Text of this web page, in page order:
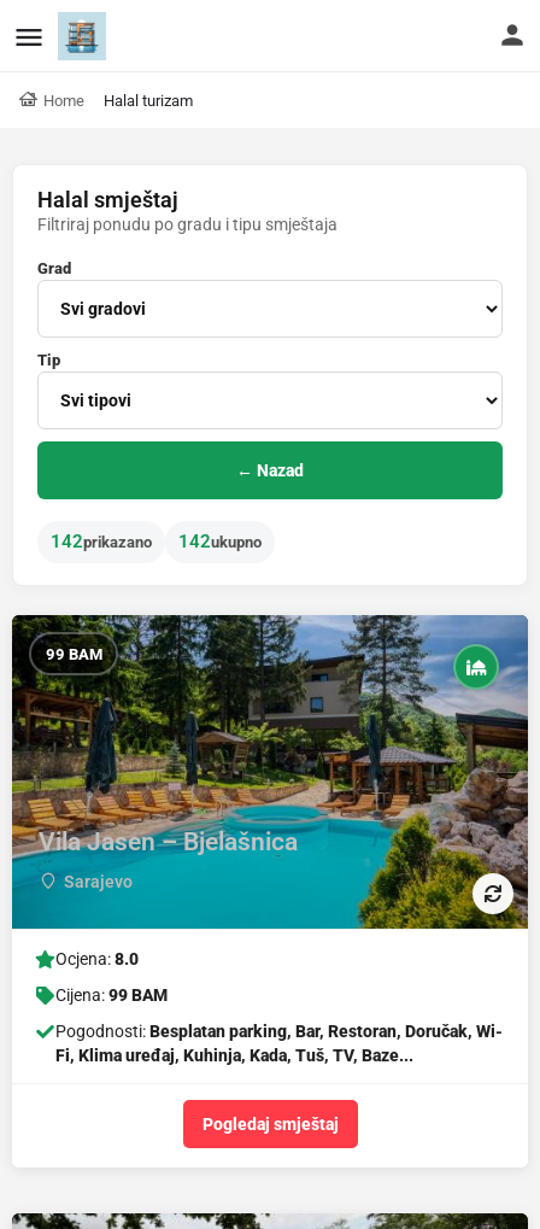
Home Halal turizam
Halal smještaj
Filtriraj ponudu po gradu i tipu smještaja
Grad
Tip
← Nazad
142prikazano 142ukupno
99 BAM
Vila Jasen – Bjelašnica
Sarajevo
Ocjena:8.0
Cijena:99 BAM
Pogodnosti:Besplatan parking, Bar, Restoran, Doručak, Wi-
Fi, Klima uređaj, Kuhinja, Kada, Tuš, TV, Baze...
Pogledaj smještaj